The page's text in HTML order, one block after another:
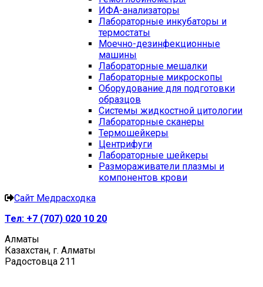
ИФА-анализаторы
Лабораторные инкубаторы и
термостаты
Моечно-дезинфекционные
машины
Лабораторные мешалки
Лабораторные микроскопы
Оборудование для подготовки
образцов
Системы жидкостной цитологии
Лабораторные сканеры
Термошейкеры
Центрифуги
Лабораторные шейкеры
Размораживатели плазмы и
компонентов крови
Сайт Медрасходка
Тел: +7 (707) 020 10 20
Алматы
Казахстан, г. Алматы
Радостовца 211